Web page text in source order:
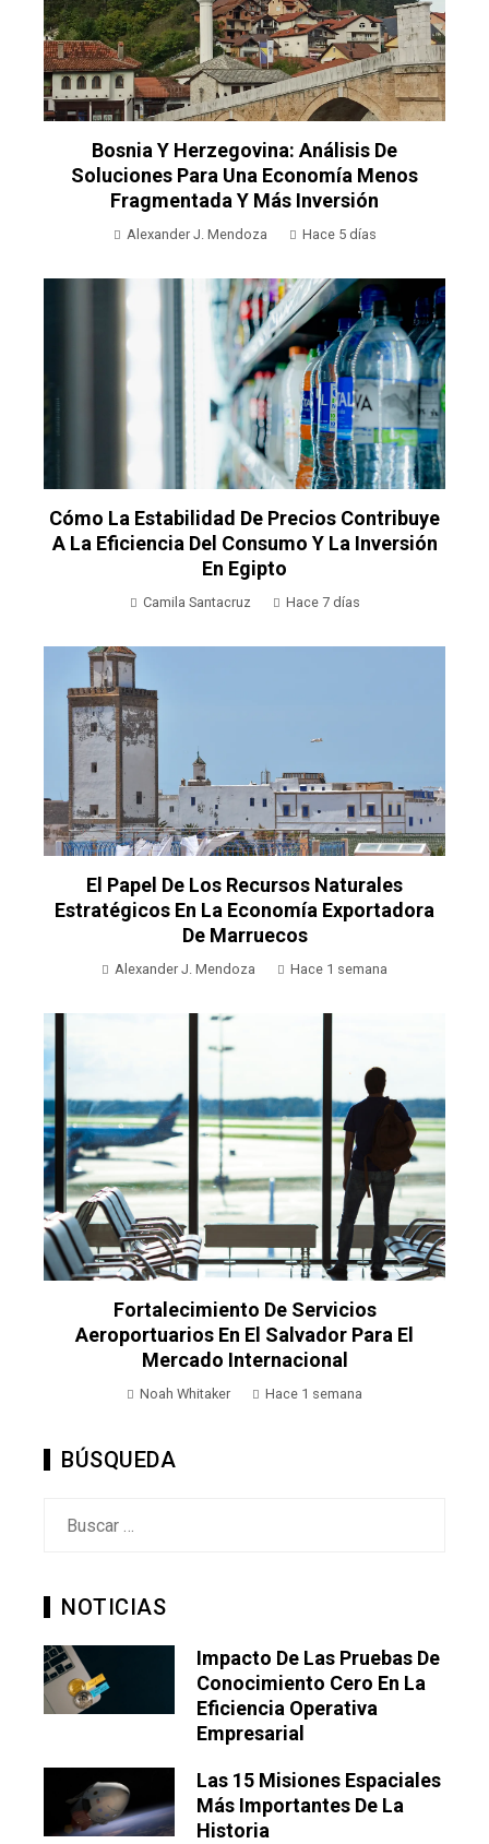
Bosnia Y Herzegovina: Análisis De
Soluciones Para Una Economía Menos
Fragmentada Y Más Inversión
Alexander J. Mendoza Hace 5 días
Cómo La Estabilidad De Precios Contribuye
A La Eficiencia Del Consumo Y La Inversión
En Egipto
Camila Santacruz Hace 7 días
El Papel De Los Recursos Naturales
Estratégicos En La Economía Exportadora
De Marruecos
Alexander J. Mendoza Hace 1 semana
Fortalecimiento De Servicios
Aeroportuarios En El Salvador Para El
Mercado Internacional
Noah Whitaker Hace 1 semana
BÚSQUEDA
NOTICIAS
Impacto De Las Pruebas De
Conocimiento Cero En La
Eficiencia Operativa
Empresarial
Las 15 Misiones Espaciales
Más Importantes De La
Historia